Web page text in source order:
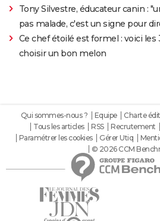
Tony Silvestre, éducateur canin :
pas malade, c'est un signe pour
Ce chef étoilé est formel : voici les
choisir un bon melon
Qui sommes-nous ? Equipe Charte
Tous les articles
RSS Recrutement
Paramétrer les cookies
Gérer Utiq
© 2026 CCM